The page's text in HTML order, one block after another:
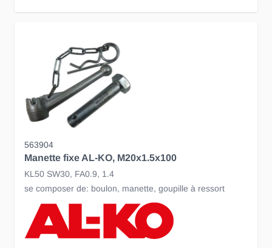
563904
Manette fixe AL-KO, M20x1.5x100
KL50 SW30, FA0.9, 1.4
se composer de: boulon, manette, goupille à ressort